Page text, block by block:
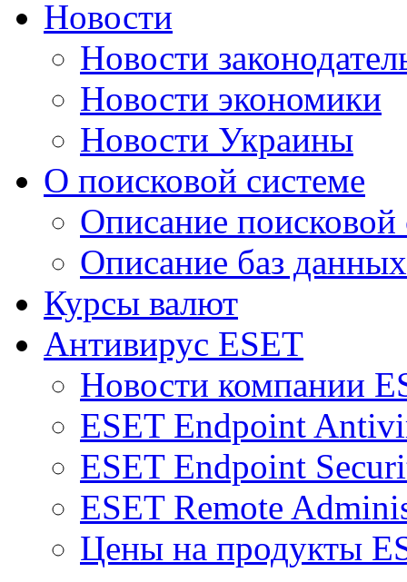
Новости
Новости
Новости экономики
Новости Украины
О поисковой системе
Описание
Описание баз данных
Курсы валют
Антивирус ESET
Новости компании
ESET Endpoint
ESET Endpoint
ESET Remote
Цены на продукты